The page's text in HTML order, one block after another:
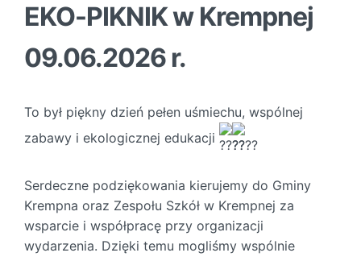
EKO-PIKNIK w Krempnej
09.06.2026 r.
To był piękny dzień pełen uśmiechu, wspólnej
zabawy i ekologicznej edukacji
Serdeczne podziękowania kierujemy do Gminy
Krempna oraz Zespołu Szkół w Krempnej za
wsparcie i współpracę przy organizacji
wydarzenia. Dzięki temu mogliśmy wspólnie